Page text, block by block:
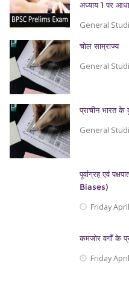
अध्याय 1 पर
General
चोल साम्राज्य
General
प्राचीन भारत
General
पूर्वाग्रह एवं
Biases)
Friday
कमजोर वर्गों के
Friday